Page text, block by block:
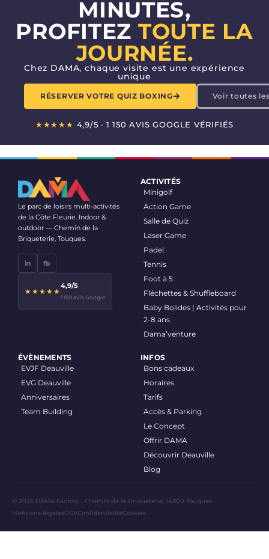
MINUTES,
PROFITEZ TOUTE LA
JOURNÉE.
Chez DAMA, chaque visite est une expérience
unique
RÉSERVER VOTRE QUIZ BOXING Voir toutes
★★★★★ 4,9/5 · 1 150 AVIS GOOGLE VÉRIFIÉS
Le parc de loisirs multi-activités
de la Côte Fleurie. Indoor &
outdoor — Chemin de la
Briqueterie, Touques.
in fb
★★★★★
4,9/5
1 150 avis Google
ACTIVITÉS
Minigolf
Action Game
Salle de Quiz
Laser Game
Padel
Tennis
Foot à 5
Fléchettes & Shuffleboard
Baby Bolides | Activités pour
2-8 ans
Dama’venture
ÉVÈNEMENTS
EVJF Deauville
EVG Deauville
Anniversaires
Team Building
INFOS
Bons cadeaux
Horaires
Tarifs
Accès & Parking
Le Concept
Offrir DAMA
Découvrir Deauville
Blog
© 2026 DAMA Factory · Chemin de la Briqueterie, 14800 Touques
Mentions légalesCGVConfidentialitéCookies